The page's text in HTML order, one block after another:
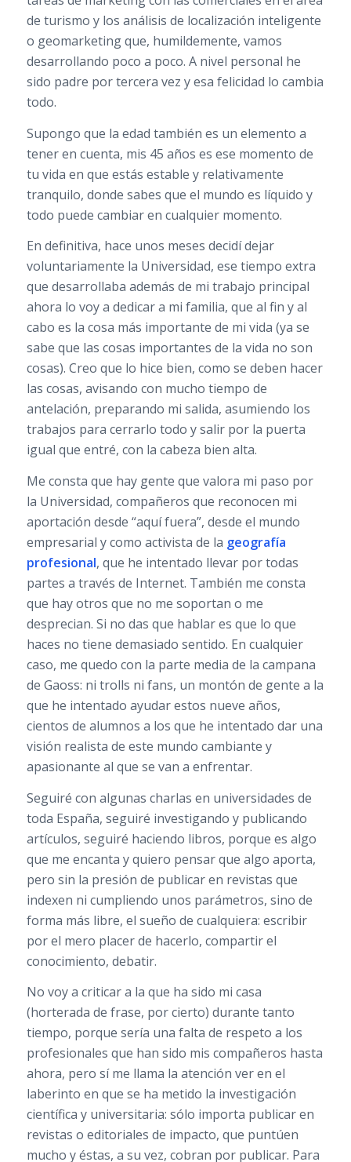
de turismo y los análisis de localización inteligente
o geomarketing que, humildemente, vamos
desarrollando poco a poco. A nivel personal he
sido padre por tercera vez y esa felicidad lo cambia
todo.
Supongo que la edad también es un elemento a
tener en cuenta, mis 45 años es ese momento de
tu vida en que estás estable y relativamente
tranquilo, donde sabes que el mundo es líquido y
todo puede cambiar en cualquier momento.
En definitiva, hace unos meses decidí dejar
voluntariamente la Universidad, ese tiempo extra
que desarrollaba además de mi trabajo principal
ahora lo voy a dedicar a mi familia, que al fin y al
cabo es la cosa más importante de mi vida (ya se
sabe que las cosas importantes de la vida no son
cosas). Creo que lo hice bien, como se deben hacer
las cosas, avisando con mucho tiempo de
antelación, preparando mi salida, asumiendo los
trabajos para cerrarlo todo y salir por la puerta
igual que entré, con la cabeza bien alta.
Me consta que hay gente que valora mi paso por
la Universidad, compañeros que reconocen mi
aportación desde “aquí fuera”, desde el mundo
empresarial y como activista de la geografía
profesional, que he intentado llevar por todas
partes a través de Internet. También me consta
que hay otros que no me soportan o me
desprecian. Si no das que hablar es que lo que
haces no tiene demasiado sentido. En cualquier
caso, me quedo con la parte media de la campana
de Gaoss: ni trolls ni fans, un montón de gente a la
que he intentado ayudar estos nueve años,
cientos de alumnos a los que he intentado dar una
visión realista de este mundo cambiante y
apasionante al que se van a enfrentar.
Seguiré con algunas charlas en universidades de
toda España, seguiré investigando y publicando
artículos, seguiré haciendo libros, porque es algo
que me encanta y quiero pensar que algo aporta,
pero sin la presión de publicar en revistas que
indexen ni cumpliendo unos parámetros, sino de
forma más libre, el sueño de cualquiera: escribir
por el mero placer de hacerlo, compartir el
conocimiento, debatir.
No voy a criticar a la que ha sido mi casa
(horterada de frase, por cierto) durante tanto
tiempo, porque sería una falta de respeto a los
profesionales que han sido mis compañeros hasta
ahora, pero sí me llama la atención ver en el
laberinto en que se ha metido la investigación
científica y universitaria: sólo importa publicar en
revistas o editoriales de impacto, que puntúen
mucho y éstas, a su vez, cobran por publicar. Para